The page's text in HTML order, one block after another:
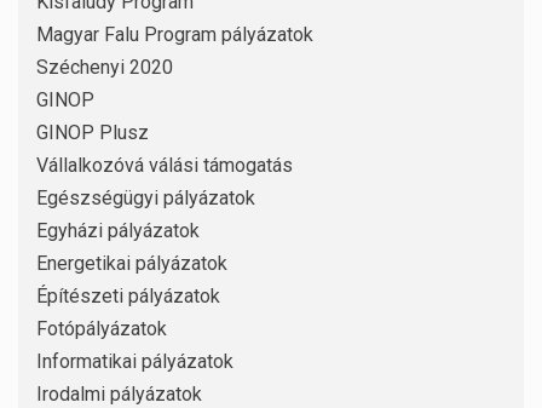
Magyar Falu Program pályázatok
Széchenyi 2020
GINOP
GINOP Plusz
Vállalkozóvá válási támogatás
Egészségügyi pályázatok
Egyházi pályázatok
Energetikai pályázatok
Építészeti pályázatok
Fotópályázatok
Informatikai pályázatok
Irodalmi pályázatok